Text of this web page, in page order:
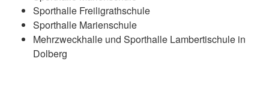
Sporthalle Freiligrathschule
Sporthalle Marienschule
Mehrzweckhalle und Sporthalle Lambertischule in
Dolberg